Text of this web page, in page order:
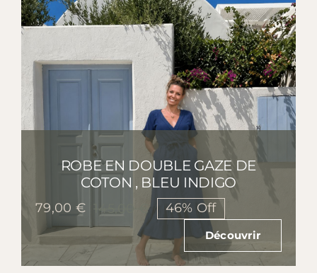
ROBE EN DOUBLE GAZE DE
COTON , BLEU INDIGO
145,00 €Le
initial
était :
79,00 €
Le
actuel
est :
46% Off
Découvrir